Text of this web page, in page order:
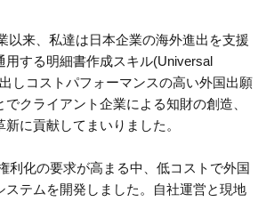
以来、私達は日本企業の海外進出を支援
用する明細書作成スキル(Universal
しコストパフォーマンスの高い外国出願
クライアント企業による知財の創造、
に貢献してまいりました。
利化の要求が高まる中、低コストで外国
ステムを開発しました。自社運営と現地